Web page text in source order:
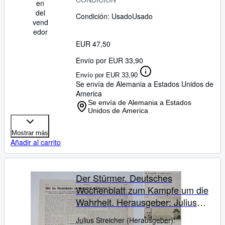
en
del
vend
edor
StGB)
Condición: UsadoUsado
EUR 47,50
Envío por EUR 33,90
Envío por EUR 33,90
Se envía de Alemania a Estados Unidos de
America
Se envía de Alemania a Estados
Unidos de America
Mostrar más
Añadir al carrito
Der Stürmer. Deutsches
Wochenblatt zum Kampfe um die
Wahrheit. Herausgeber: Julius
Streicher. Fragment einer
Julius Streicher (Herausgeber):